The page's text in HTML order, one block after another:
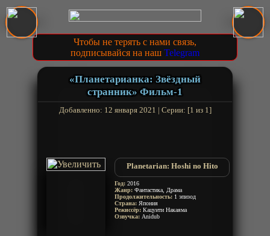
Чтобы не терять с нами связь,
подписывайся на наш Telegram
«Планетарианка: Звёздный
странник» Фильм-1
Добавленно: 12 января 2021 | Серии: [1 из 1]
Planetarian: Hoshi no Hito
Год: 2016
Жанр: Фантастика, Драма
Продолжительность: 1 эпизод
Страна: Япония
Режиссёр: Кацуити Накаяма
Озвучка: Anidub